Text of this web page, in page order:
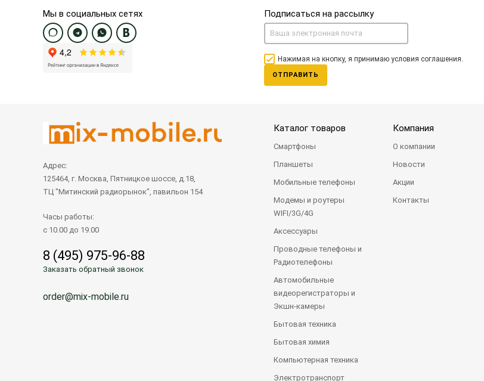
Мы в социальных сетях Подписаться на рассылку
Нажимая на кнопку, я принимаю условия соглашения.
ОТПРАВИТЬ
Адрес:
125464, г. Москва, Пятницкое шоссе, д.18,
ТЦ "Митинский радиорынок", павильон 154
Часы работы:
с 10.00 до 19.00
8 (495) 975-96-88
Заказать обратный звонок
order@mix-mobile.ru
Каталог товаров
Смартфоны
Планшеты
Мобильные телефоны
Модемы и роутеры
WIFI/3G/4G
Аксессуары
Проводные телефоны и
Радиотелефоны
Автомобильные
видеорегистраторы и
Экшн-камеры
Бытовая техника
Бытовая химия
Компьютерная техника
Электротранспорт
Компания
О компании
Новости
Акции
Контакты